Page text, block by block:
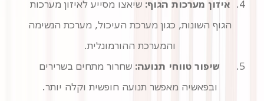
איזון מערכות הגוף:
והמערכת ההורמונלית.
שיפור טווחי תנועה:
ובפאשיה מאפשר תנועה חופשית וקלה יותר.